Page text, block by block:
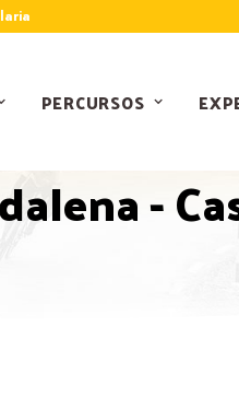
PERCURSOS
-